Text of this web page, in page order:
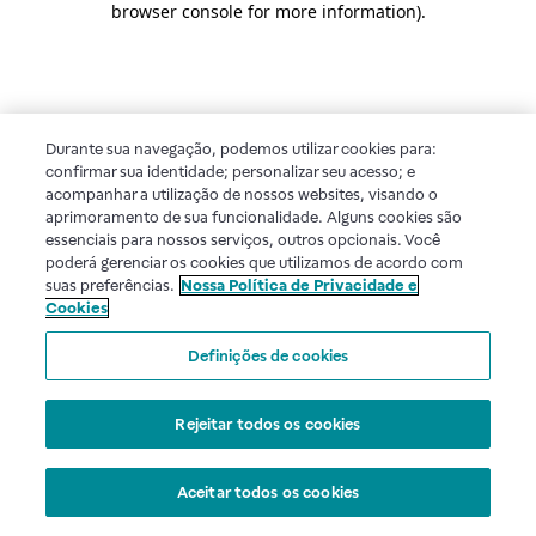
browser console for more information).
Durante sua navegação, podemos utilizar cookies para:
confirmar sua identidade; personalizar seu acesso; e
acompanhar a utilização de nossos websites, visando o
aprimoramento de sua funcionalidade. Alguns cookies são
essenciais para nossos serviços, outros opcionais. Você
poderá gerenciar os cookies que utilizamos de acordo com
suas preferências. Nossa Política de Privacidade e
Cookies
Definições de cookies
Rejeitar todos os cookies
Aceitar todos os cookies